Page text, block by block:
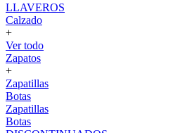
LLAVEROS
Calzado
+
Ver todo
Zapatos
+
Zapatillas
Botas
Zapatillas
Botas